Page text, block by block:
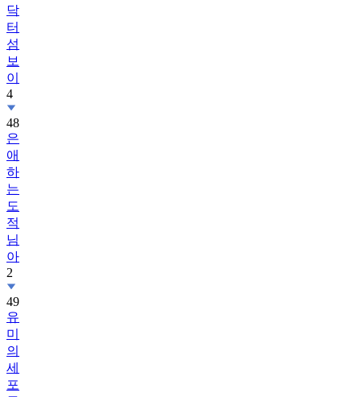
섬
보
이
4
48
은
애
하
는
도
적
님
아
2
49
유
미
의
세
포
들
시